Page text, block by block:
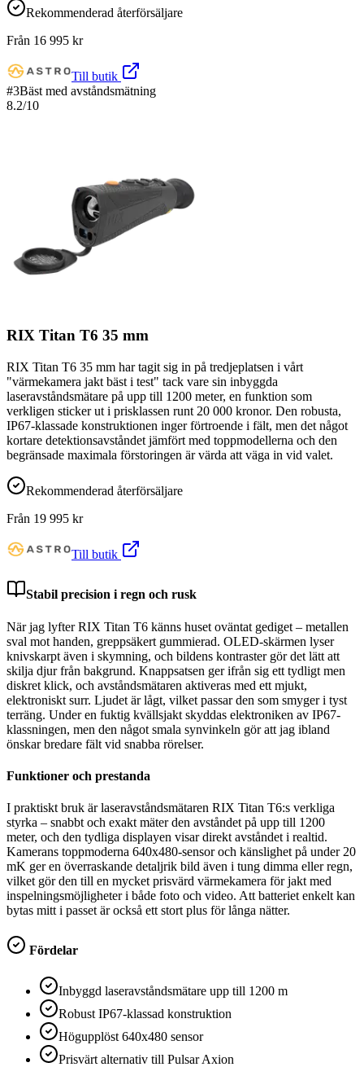
Rekommenderad återförsäljare
Från 16 995 kr
Till butik
#3Bäst med avståndsmätning
8.2/10
RIX Titan T6 35 mm
RIX Titan T6 35 mm har tagit sig in på tredjeplatsen i vårt
"värmekamera jakt bäst i test" tack vare sin inbyggda
laseravståndsmätare på upp till 1200 meter, en funktion som
verkligen sticker ut i prisklassen runt 20 000 kronor. Den robusta,
IP67-klassade konstruktionen inger förtroende i fält, men det något
kortare detektionsavståndet jämfört med toppmodellerna och den
begränsade maximala förstoringen är värda att väga in vid valet.
Rekommenderad återförsäljare
Från 19 995 kr
Till butik
Stabil precision i regn och rusk
När jag lyfter RIX Titan T6 känns huset oväntat gediget – metallen
sval mot handen, greppsäkert gummierad. OLED-skärmen lyser
knivskarpt även i skymning, och bildens kontraster gör det lätt att
skilja djur från bakgrund. Knappsatsen ger ifrån sig ett tydligt men
diskret klick, och avståndsmätaren aktiveras med ett mjukt,
elektroniskt surr. Ljudet är lågt, vilket passar den som smyger i tyst
terräng. Under en fuktig kvällsjakt skyddas elektroniken av IP67-
klassningen, men den något smala synvinkeln gör att jag ibland
önskar bredare fält vid snabba rörelser.
Funktioner och prestanda
I praktiskt bruk är laseravståndsmätaren RIX Titan T6:s verkliga
styrka – snabbt och exakt mäter den avståndet på upp till 1200
meter, och den tydliga displayen visar direkt avståndet i realtid.
Kamerans toppmoderna 640x480-sensor och känslighet på under 20
mK ger en överraskande detaljrik bild även i tung dimma eller regn,
vilket gör den till en mycket prisvärd värmekamera för jakt med
inspelningsmöjligheter i både foto och video. Att batteriet enkelt kan
bytas mitt i passet är också ett stort plus för långa nätter.
Fördelar
Inbyggd laseravståndsmätare upp till 1200 m
Robust IP67-klassad konstruktion
Högupplöst 640x480 sensor
Prisvärt alternativ till Pulsar Axion